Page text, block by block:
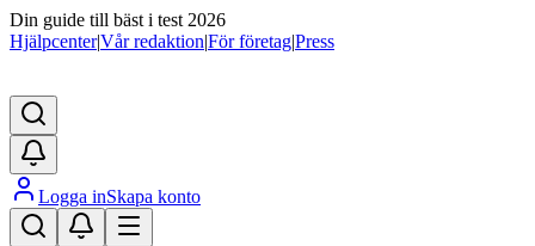
Din guide till bäst i test 2026
Hjälpcenter|Vår redaktion|För företag|Press
Logga inSkapa konto